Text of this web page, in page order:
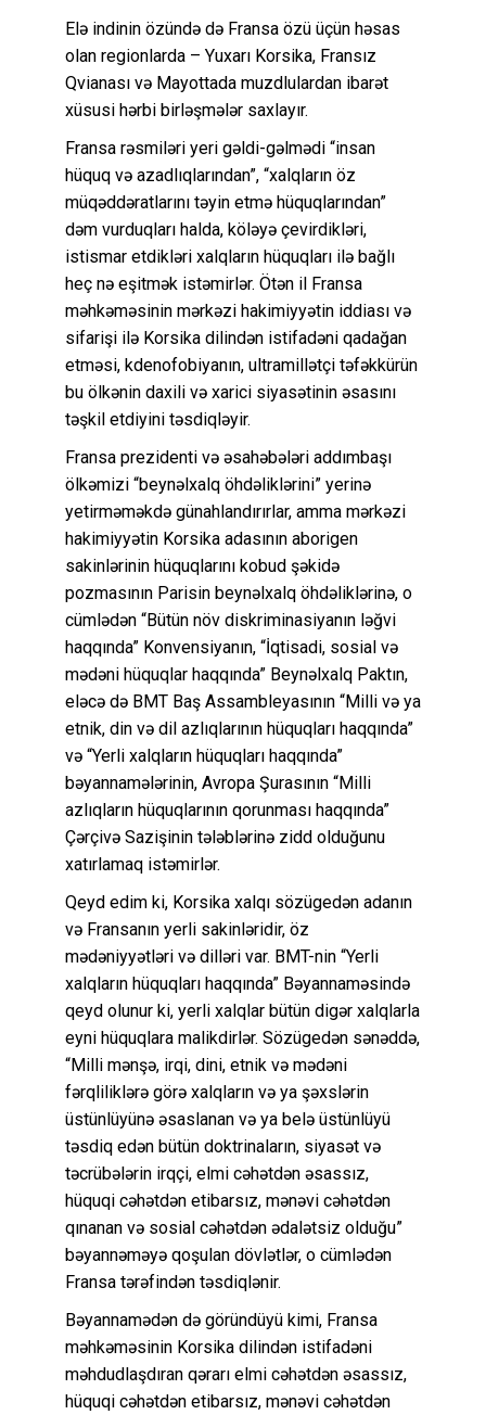
Elə indinin özündə də Fransa özü üçün həsas
olan regionlarda – Yuxarı Korsika, Fransız
Qvianası və Mayottada muzdlulardan ibarət
xüsusi hərbi birləşmələr saxlayır.
Fransa rəsmiləri yeri gəldi-gəlmədi “insan
hüquq və azadlıqlarından”, “xalqların öz
müqəddəratlarını təyin etmə hüquqlarından”
dəm vurduqları halda, köləyə çevirdikləri,
istismar etdikləri xalqların hüquqları ilə bağlı
heç nə eşitmək istəmirlər. Ötən il Fransa
məhkəməsinin mərkəzi hakimiyyətin iddiası və
sifarişi ilə Korsika dilindən istifadəni qadağan
etməsi, kdenofobiyanın, ultramillətçi təfəkkürün
bu ölkənin daxili və xarici siyasətinin əsasını
təşkil etdiyini təsdiqləyir.
Fransa prezidenti və əsahəbələri addımbaşı
ölkəmizi “beynəlxalq öhdəliklərini” yerinə
yetirməməkdə günahlandırırlar, amma mərkəzi
hakimiyyətin Korsika adasının aborigen
sakinlərinin hüquqlarını kobud şəkidə
pozmasının Parisin beynəlxalq öhdəliklərinə, o
cümlədən “Bütün növ diskriminasiyanın ləğvi
haqqında” Konvensiyanın, “İqtisadi, sosial və
mədəni hüquqlar haqqında” Beynəlxalq Paktın,
eləcə də BMT Baş Assambleyasının “Milli və ya
etnik, din və dil azlıqlarının hüquqları haqqında”
və “Yerli xalqların hüquqları haqqında”
bəyannamələrinin, Avropa Şurasının “Milli
azlıqların hüquqlarının qorunması haqqında”
Çərçivə Sazişinin tələblərinə zidd olduğunu
xatırlamaq istəmirlər.
Qeyd edim ki, Korsika xalqı sözügedən adanın
və Fransanın yerli sakinləridir, öz
mədəniyyətləri və dilləri var. BMT-nin “Yerli
xalqların hüquqları haqqında” Bəyannaməsində
qeyd olunur ki, yerli xalqlar bütün digər xalqlarla
eyni hüquqlara malikdirlər. Sözügedən sənəddə,
“Milli mənşə, irqi, dini, etnik və mədəni
fərqliliklərə görə xalqların və ya şəxslərin
üstünlüyünə əsaslanan və ya belə üstünlüyü
təsdiq edən bütün doktrinaların, siyasət və
təcrübələrin irqçi, elmi cəhətdən əsassız,
hüquqi cəhətdən etibarsız, mənəvi cəhətdən
qınanan və sosial cəhətdən ədalətsiz olduğu”
bəyannəməyə qoşulan dövlətlər, o cümlədən
Fransa tərəfindən təsdiqlənir.
Bəyannamədən də göründüyü kimi, Fransa
məhkəməsinin Korsika dilindən istifadəni
məhdudlaşdıran qərarı elmi cəhətdən əsassız,
hüquqi cəhətdən etibarsız, mənəvi cəhətdən